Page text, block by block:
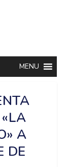
MENU
A
DE